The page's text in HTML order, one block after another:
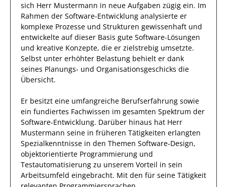
sich Herr Mustermann in neue Aufgaben zügig ein. Im
Rahmen der Software-Entwicklung analysierte er
komplexe Prozesse und Strukturen gewissenhaft und
entwickelte auf dieser Basis gute Software-Lösungen
und kreative Konzepte, die er zielstrebig umsetzte.
Selbst unter erhöhter Belastung behielt er dank
seines Planungs- und Organisationsgeschicks die
Übersicht.
Er besitzt eine umfangreiche Berufserfahrung sowie
ein fundiertes Fachwissen im gesamten Spektrum der
Software-Entwicklung. Darüber hinaus hat Herr
Mustermann seine in früheren Tätigkeiten erlangten
Spezialkenntnisse in den Themen Software-Design,
objektorientierte Programmierung und
Testautomatisierung zu unserem Vorteil in sein
Arbeitsumfeld eingebracht. Mit den für seine Tätigkeit